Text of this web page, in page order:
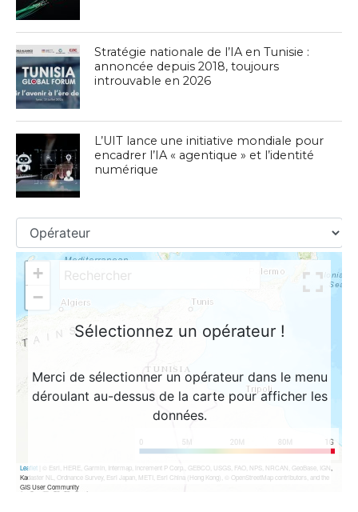
Stratégie nationale de l’IA en Tunisie :
annoncée depuis 2018, toujours
introuvable en 2026
L’UIT lance une initiative mondiale pour
encadrer l’IA « agentique » et l’identité
numérique